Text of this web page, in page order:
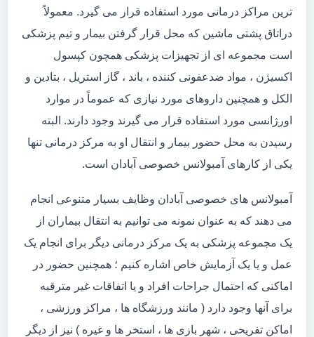
ترین مراکز درمانی مورد استفاده قرار می گیرد. معمولاً
دراتاق پشتی ماشین که محل قرار گرفتن بیمار و تیم پزشکی
است مجموعه ای از تجهیزات پزشکی همچون کپسول
اکسیژن ، مواد ضدعفونی کننده ، باند ، گاز استریل ، بتادین و
الکل و همچنین داروهای مورد نیازی که عموماً در موارد
اورژانسی مورد استفاده قرار می گیرند وجود دارند. البته
رسیدن به محل حضور بیمار و انتقال او به مرکز درمانی تنها
یکی از کارهای آمبولانس خصوصی آبادان است.
آمبولانس های خصوصی آبادان وظایف بسیار متنوعی انجام
می دهند که به عنوان نمونه می توانیم به انتقال بیماران از
یک مجموعه پزشکی به یک مرکز درمانی دیگر برای انجام یک
عمل و یا یک آزمایش خاص اشاره کنیم ؛ همچنین حضور در
اماکنی که احتمال جراحات افراد و یا اتفاقات غیر مترقبه
برای آنها وجود دارد ( مانند ورزشگاه ها ، مراکز ورزشی ،
اماکن تفریحی ، شهر بازی ها ، استخر ها و غیره ) نیز از دیگر